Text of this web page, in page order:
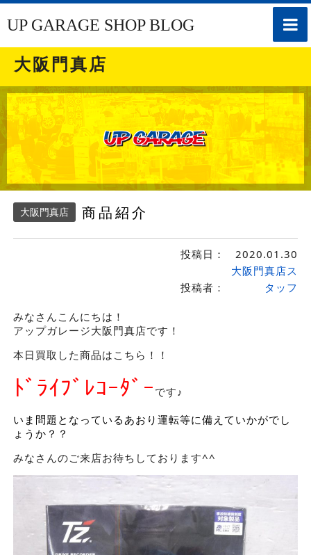
toggle
UP GARAGE SHOP BLOG
大阪門真店
大阪門真店 商品紹介
投稿日： 2020.01.30
投稿者：
大阪門真店ス
タッフ
みなさんこんにちは！
アップガレージ大阪門真店です！
本日買取した商品はこちら！！
ﾄﾞﾗｲﾌﾞﾚｺｰﾀﾞｰ です♪
いま問題となっているあおり運転等に備えていかがでし
ょうか？？
みなさんのご来店お待ちしております^^